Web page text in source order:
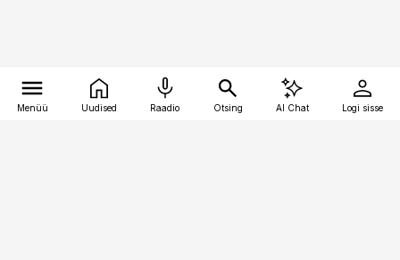
Menüü Uudised Raadio Otsing AI Chat Logi sisse